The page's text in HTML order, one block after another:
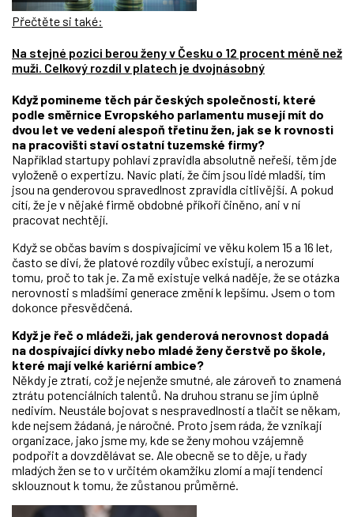
Přečtěte si také:
Na stejné pozici berou ženy v Česku o 12 procent méně než
muži. Celkový rozdíl v platech je dvojnásobný
Když pomineme těch pár českých společností, které
podle směrnice Evropského parlamentu musejí mít do
dvou let ve vedení alespoň třetinu žen, jak se k rovnosti
na pracovišti staví ostatní tuzemské firmy?
Například startupy pohlaví zpravidla absolutně neřeší, těm jde
vyloženě o expertizu. Navíc platí, že čím jsou lidé mladší, tím
jsou na genderovou spravedlnost zpravidla citlivější. A pokud
cítí, že je v nějaké firmě obdobné příkoří činěno, ani v ní
pracovat nechtějí.
Když se občas bavím s dospívajícími ve věku kolem 15 a 16 let,
často se diví, že platové rozdíly vůbec existují, a nerozumí
tomu, proč to tak je. Za mě existuje velká naděje, že se otázka
nerovnosti s mladšími generace změní k lepšímu. Jsem o tom
dokonce přesvědčená.
Když je řeč o mládeži, jak genderová nerovnost dopadá
na dospívající dívky nebo mladé ženy čerstvě po škole,
které mají velké kariérní ambice?
Někdy je ztratí, což je nejenže smutné, ale zároveň to znamená
ztrátu potenciálních talentů. Na druhou stranu se jim úplně
nedivím. Neustále bojovat s nespravedlností a tlačit se někam,
kde nejsem žádaná, je náročné. Proto jsem ráda, že vznikají
organizace, jako jsme my, kde se ženy mohou vzájemně
podpořit a dovzdělávat se. Ale obecně se to děje, u řady
mladých žen se to v určitém okamžiku zlomí a mají tendenci
sklouznout k tomu, že zůstanou průměrné.